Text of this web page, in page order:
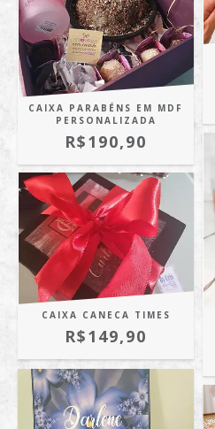
CAIXA PARABÉNS EM MDF
PERSONALIZADA
R$190,90
CAIXA CANECA TIMES
R$149,90